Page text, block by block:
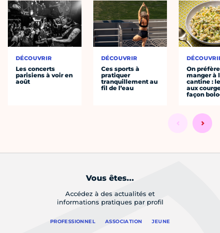
DÉCOUVRIR
Les concerts
parisiens à voir en
août
DÉCOUVRIR
Ces sports à
pratiquer
tranquillement au
fil de l’eau
On préfère
manger à
cantine :
aux
façon
Vous êtes...
Accédez à des actualités et
informations pratiques par profil
PROFESSIONNEL ASSOCIATION JEUNE